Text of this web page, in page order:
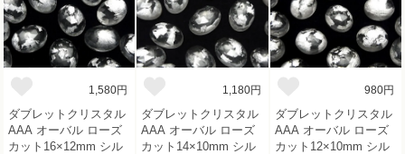
1,580円
ダブレットクリスタル
AAA オーバル ローズ
カット16×12mm シル
1,180円
ダブレットクリスタル
AAA オーバル ローズ
カット14×10mm シル
980円
ダブレットクリスタル
AAA オーバル ローズ
カット12×10mm シル